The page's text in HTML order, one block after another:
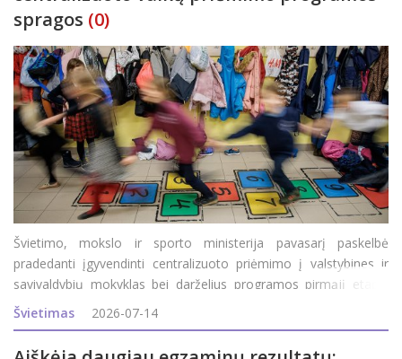
spragos (0)
Švietimo, mokslo ir sporto ministerija pavasarį paskelbė
pradedanti įgyvendinti centralizuoto priėmimo į valstybines ir
savivaldybių mokyklas bei darželius programos pirmąjį etapą.
Jame dalyvauja 24-ios šalies savivaldybės (jų sąraše – ir
Rokiškis), kurių gyventojai
Švietimas 2026-07-14